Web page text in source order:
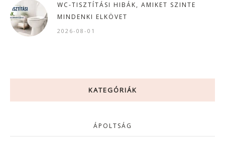
WC-TISZTÍTÁSI HIBÁK, AMIKET SZINTE
MINDENKI ELKÖVET
2026-08-01
KATEGÓRIÁK
ÁPOLTSÁG